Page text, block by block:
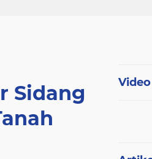
Sidang